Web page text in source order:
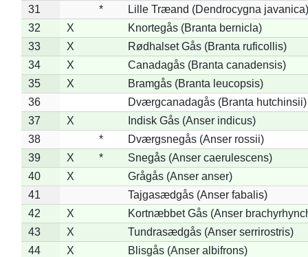
31
*
Lille Træand (Dendrocygna javanica)
32
X
Knortegås (Branta bernicla)
33
X
Rødhalset Gås (Branta ruficollis)
34
X
Canadagås (Branta canadensis)
35
X
Bramgås (Branta leucopsis)
36
Dværgcanadagås (Branta hutchinsii)
37
X
Indisk Gås (Anser indicus)
38
*
Dværgsnegås (Anser rossii)
39
X *
Snegås (Anser caerulescens)
40
X
Grågås (Anser anser)
41
Tajgasædgås (Anser fabalis)
42
X
Kortnæbbet Gås (Anser
43
X
Tundrasædgås (Anser serrirostris)
44
X
Blisgås (Anser albifrons)